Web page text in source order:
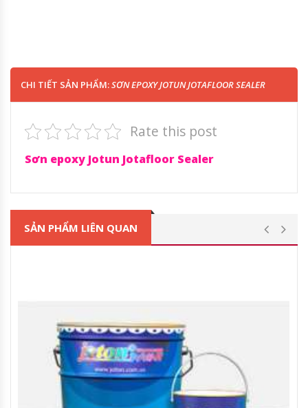
CHI TIẾT SẢN PHẨM:SƠN EPOXY JOTUN JOTAFLOOR SEALER
Rate this post
Sơn epoxy Jotun Jotafloor Sealer
SẢN PHẨM LIÊN QUAN